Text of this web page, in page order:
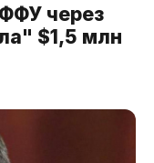
через
$1,5 млн